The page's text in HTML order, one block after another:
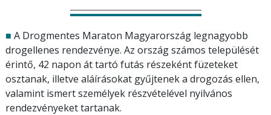
■ A Drogmentes Maraton Magyarország legnagyobb
drogellenes rendezvénye. Az ország számos települését
érintő, 42 napon át tartó futás részeként füzeteket
osztanak, illetve aláírásokat gyűjtenek a drogozás ellen,
valamint ismert személyek részvételével nyilvános
rendezvényeket tartanak.